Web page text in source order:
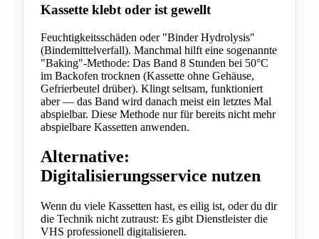
Kassette klebt oder ist gewellt
Feuchtigkeitsschäden oder "Binder Hydrolysis"
(Bindemittelverfall). Manchmal hilft eine sogenannte
"Baking"-Methode: Das Band 8 Stunden bei 50°C
im Backofen trocknen (Kassette ohne Gehäuse,
Gefrierbeutel drüber). Klingt seltsam, funktioniert
aber — das Band wird danach meist ein letztes Mal
abspielbar. Diese Methode nur für bereits nicht mehr
abspielbare Kassetten anwenden.
Alternative:
Digitalisierungsservice nutzen
Wenn du viele Kassetten hast, es eilig ist, oder du dir
die Technik nicht zutraust: Es gibt Dienstleister die
VHS professionell digitalisieren.